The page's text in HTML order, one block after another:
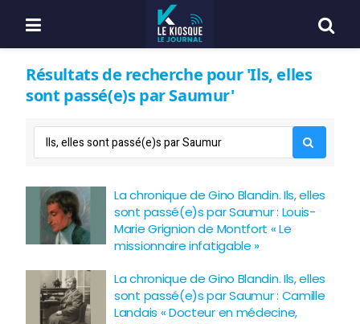
Résultats de recherche pour 'Ils, elles
sont passé(e)s par Saumur'
La chronique de Gino Blandin. Ils, elles
sont passé(e)s par Saumur : Louis-
Marie Grignion de Montfort « Le
missionnaire infatigable »
La chronique de Gino Blandin. Ils, elles
sont passé(e)s par Saumur : Camille
Landais « Docteur en médecine,